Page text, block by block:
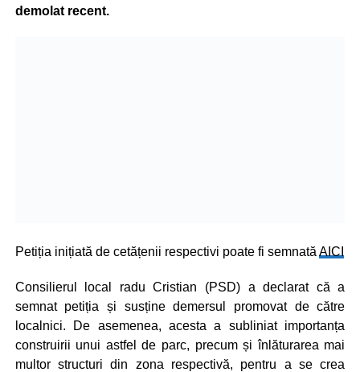
demolat recent.
Petiția inițiată de cetățenii respectivi poate fi semnată AICI
Consilierul local radu Cristian (PSD) a declarat că a
semnat petiția și susține demersul promovat de către
localnici. De asemenea, acesta a subliniat importanța
construirii unui astfel de parc, precum și înlăturarea mai
multor structuri din zona respectivă, pentru a se crea